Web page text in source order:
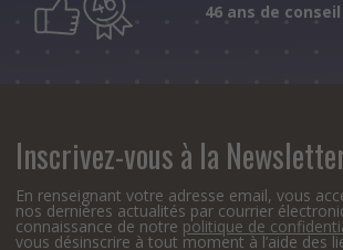
46 ans de
Inscrivez-vous à la
En renseignant votre adresse email, vous
nos dernières actualités par courrier
connaissance de notre politique de
vous désinscrire à tout moment à l’aide des